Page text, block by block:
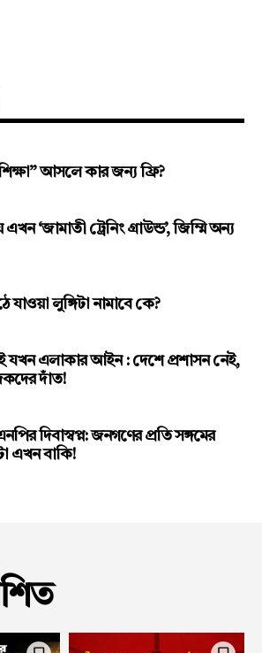
আসলে কার জন্য ফ্রি?
এখন ‘জামাতী ট্রেনিং গ্রাউন্ড’, জিম্মি অন্য
যাওয়া লুঙ্গিটা নামাবে কে?
যখন এলাকার আইন : দেশে প্রশাসন নেই,
দাঁত!
দিবাস্বপ্ন: জনগণের প্রতি সঙ্গমের
এখন বাকি!